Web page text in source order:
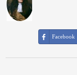
Facebook